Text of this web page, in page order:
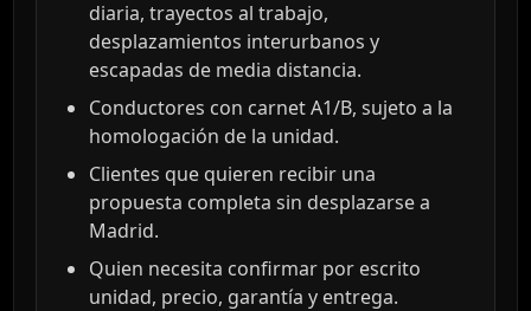
diaria, trayectos al trabajo,
desplazamientos interurbanos y
escapadas de media distancia.
Conductores con carnet A1/B, sujeto a la
homologación de la unidad.
Clientes que quieren recibir una
propuesta completa sin desplazarse a
Madrid.
Quien necesita confirmar por escrito
unidad, precio, garantía y entrega.